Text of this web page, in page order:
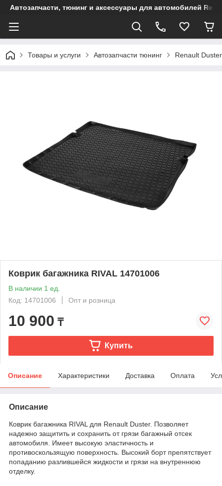
Автозапчасти, тюнинг и аксессуары для автомобилей
Товары и услуги Автозапчасти тюнинг Renault Duster
Коврик багажника RIVAL 14701006
В наличии 1 ед.
Код: 14701006
Опт и розница
10 900 ₸
Купить
Описание Характеристики Доставка Оплата
Описание
Коврик багажника RIVAL для Renault Duster. Позволяет
надежно защитить и сохранить от грязи багажный отсек
автомобиля. Имеет высокую эластичность и
противоскользящую поверхность. Высокий борт препятствует
попаданию разлившейся жидкости и грязи на внутреннюю
отделку.